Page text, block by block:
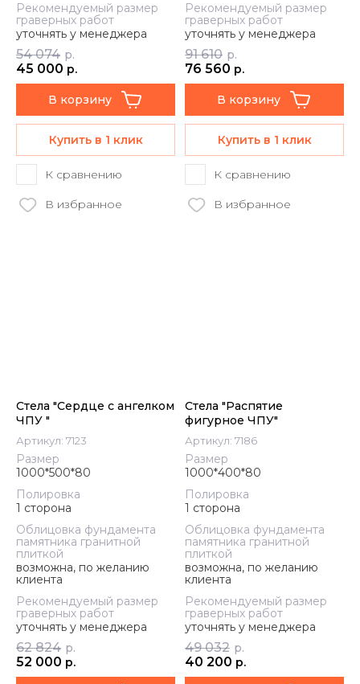
Рекомендуемый размер
граверных работ
уточнять у менеджера
54 074 р.
45 000 р.
В корзину
Купить в 1 клик
К сравнению
В избранное
Рекомендуемый размер
граверных работ
уточнять у менеджера
91 610 р.
76 560 р.
В корзину
Купить в 1 клик
К сравнению
В избранное
Стела "Сердце с ангелком
ЧПУ "
Артикул: 7123
Размер
1000*500*80
Полировка
1 сторона
Облицовка фундамента
памятника гранитной
плиткой
возможна, по желанию
клиента
Рекомендуемый размер
граверных работ
уточнять у менеджера
62 824 р.
52 000 р.
Стела "Распятие
фигурное ЧПУ"
Артикул: 7186
Размер
1000*400*80
Полировка
1 сторона
Облицовка фундамента
памятника гранитной
плиткой
возможна, по желанию
клиента
Рекомендуемый размер
граверных работ
уточнять у менеджера
49 032 р.
40 200 р.